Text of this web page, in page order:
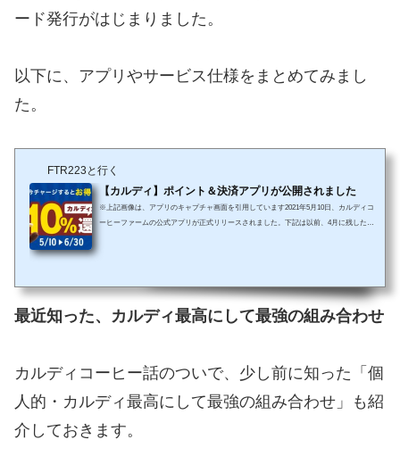
ード発行がはじまりました。
以下に、アプリやサービス仕様をまとめてみまし
た。
FTR223と行く
【カルディ】ポイント＆決済アプリが公開されました
※上記画像は、アプリのキャプチャ画面を引用しています2021年5月10日、カルディコ
ーヒーファームの公式アプリが正式リリースされました。下記は以前、4月に残したブ
（ポイント）を貯めることで、カ...
最近知った、カルディ最高にして最強の組み合わせ
カルディコーヒー話のついで、少し前に知った「個
人的・カルディ最高にして最強の組み合わせ」も紹
介しておきます。